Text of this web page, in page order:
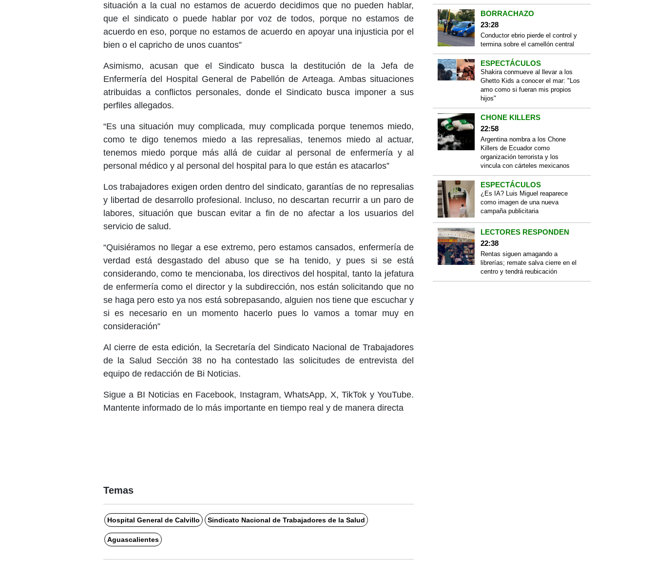
situación a la cual no estamos de acuerdo decidimos que no pueden hablar,
que el sindicato o puede hablar por voz de todos, porque no estamos de
acuerdo en eso, porque no estamos de acuerdo en apoyar una injusticia por el
bien o el capricho de unos cuantos”
Asimismo, acusan que el Sindicato busca la destitución de la Jefa de
Enfermería del Hospital General de Pabellón de Arteaga. Ambas situaciones
atribuidas a conflictos personales, donde el Sindicato busca imponer a sus
perfiles allegados.
“Es una situación muy complicada, muy complicada porque tenemos miedo,
como te digo tenemos miedo a las represalias, tenemos miedo al actuar,
tenemos miedo porque más allá de cuidar al personal de enfermería y al
personal médico y al personal del hospital para lo que están es atacarlos”
Los trabajadores exigen orden dentro del sindicato, garantías de no represalias
y libertad de desarrollo profesional. Incluso, no descartan recurrir a un paro de
labores, situación que buscan evitar a fin de no afectar a los usuarios del
servicio de salud.
“Quisiéramos no llegar a ese extremo, pero estamos cansados, enfermería de
verdad está desgastado del abuso que se ha tenido, y pues si se está
considerando, como te mencionaba, los directivos del hospital, tanto la jefatura
de enfermería como el director y la subdirección, nos están solicitando que no
se haga pero esto ya nos está sobrepasando, alguien nos tiene que escuchar y
si es necesario en un momento hacerlo pues lo vamos a tomar muy en
consideración”
Al cierre de esta edición, la Secretaría del Sindicato Nacional de Trabajadores
de la Salud Sección 38 no ha contestado las solicitudes de entrevista del
equipo de redacción de Bi Noticias.
Sigue a BI Noticias en Facebook, Instagram, WhatsApp, X, TikTok y YouTube.
Mantente informado de lo más importante en tiempo real y de manera directa
Temas
Hospital General de Calvillo Sindicato Nacional de Trabajadores de la Salud
Aguascalientes
BORRACHAZO
23:28
Conductor ebrio pierde el control y
termina sobre el camellón central
ESPECTÁCULOS
Shakira conmueve al llevar a los
Ghetto Kids a conocer el mar: "Los
amo como si fueran mis propios
hijos"
CHONE KILLERS
22:58
Argentina nombra a los Chone
Killers de Ecuador como
organización terrorista y los
vincula con cárteles mexicanos
ESPECTÁCULOS
¿Es IA? Luis Miguel reaparece
como imagen de una nueva
campaña publicitaria
LECTORES RESPONDEN
22:38
Rentas siguen amagando a
librerías; remate salva cierre en el
centro y tendrá reubicación